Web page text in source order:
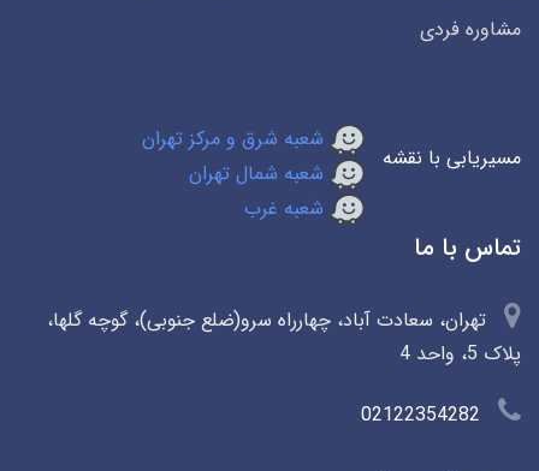
مشاوره فردی
مسیریابی با نقشه
شعبه شرق و مرکز تهران
شعبه شمال تهران
شعبه غرب
تماس با ما
تهران، سعادت آباد، چهارراه سرو(ضلع جنوبی)، گوچه گلها،
پلاک 5، واحد 4
02122354282